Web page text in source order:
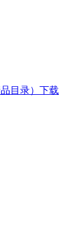
目录）下载